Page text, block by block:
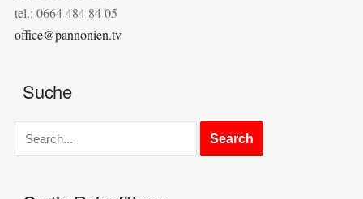
tel.: 0664 484 84 05
office@pannonien.tv
Suche